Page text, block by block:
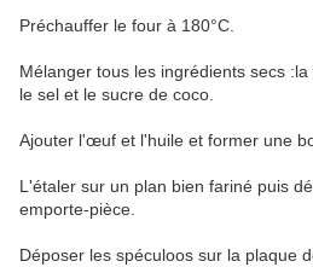
Préchauffer le four à 180°C.
Mélanger tous les ingrédients secs
le sel et le sucre de coco.
Ajouter l'œuf et l'huile et former une
L'étaler sur un plan bien fariné puis
emporte-pièce.
Déposer les spéculoos sur la plaque